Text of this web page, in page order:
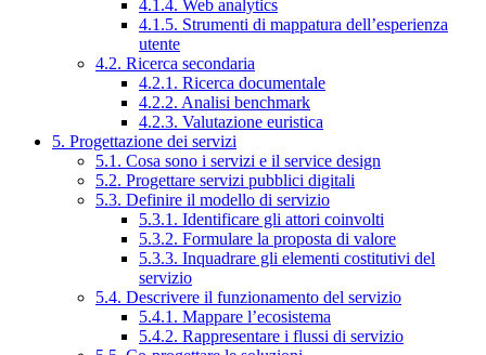
4.1.4. Web analytics
4.1.5. Strumenti di mappatura dell’esperienza
utente
4.2. Ricerca secondaria
4.2.1. Ricerca documentale
4.2.2. Analisi benchmark
4.2.3. Valutazione euristica
5. Progettazione dei servizi
5.1. Cosa sono i servizi e il service design
5.2. Progettare servizi pubblici digitali
5.3. Definire il modello di servizio
5.3.1. Identificare gli attori coinvolti
5.3.2. Formulare la proposta di valore
5.3.3. Inquadrare gli elementi costitutivi del
servizio
5.4. Descrivere il funzionamento del servizio
5.4.1. Mappare l’ecosistema
5.4.2. Rappresentare i flussi di servizio